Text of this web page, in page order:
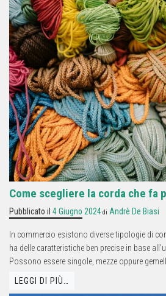
Come scegliere la corda che fa
Pubblicato il 4 Giugno 2024 di Andrè De Biasi
In commercio esistono diverse tipologie di
ha delle caratteristiche ben precise in base
Possono essere singole, mezze oppure
LEGGI DI PIÙ…